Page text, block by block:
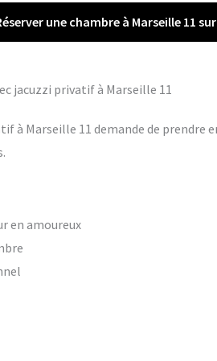
une chambre à Marseille 11
jacuzzi privatif à Marseille 11
à Marseille 11 demande de prendre
en amoureux